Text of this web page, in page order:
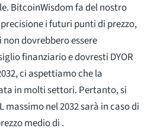
BitcoinWisdom fa del nostro
i futuri punti di prezzo,
dovrebbero essere
finanziario e dovresti DYOR
ci aspettiamo che la
in molti settori. Pertanto, si
massimo nel 2032 sarà in caso di
medio di .